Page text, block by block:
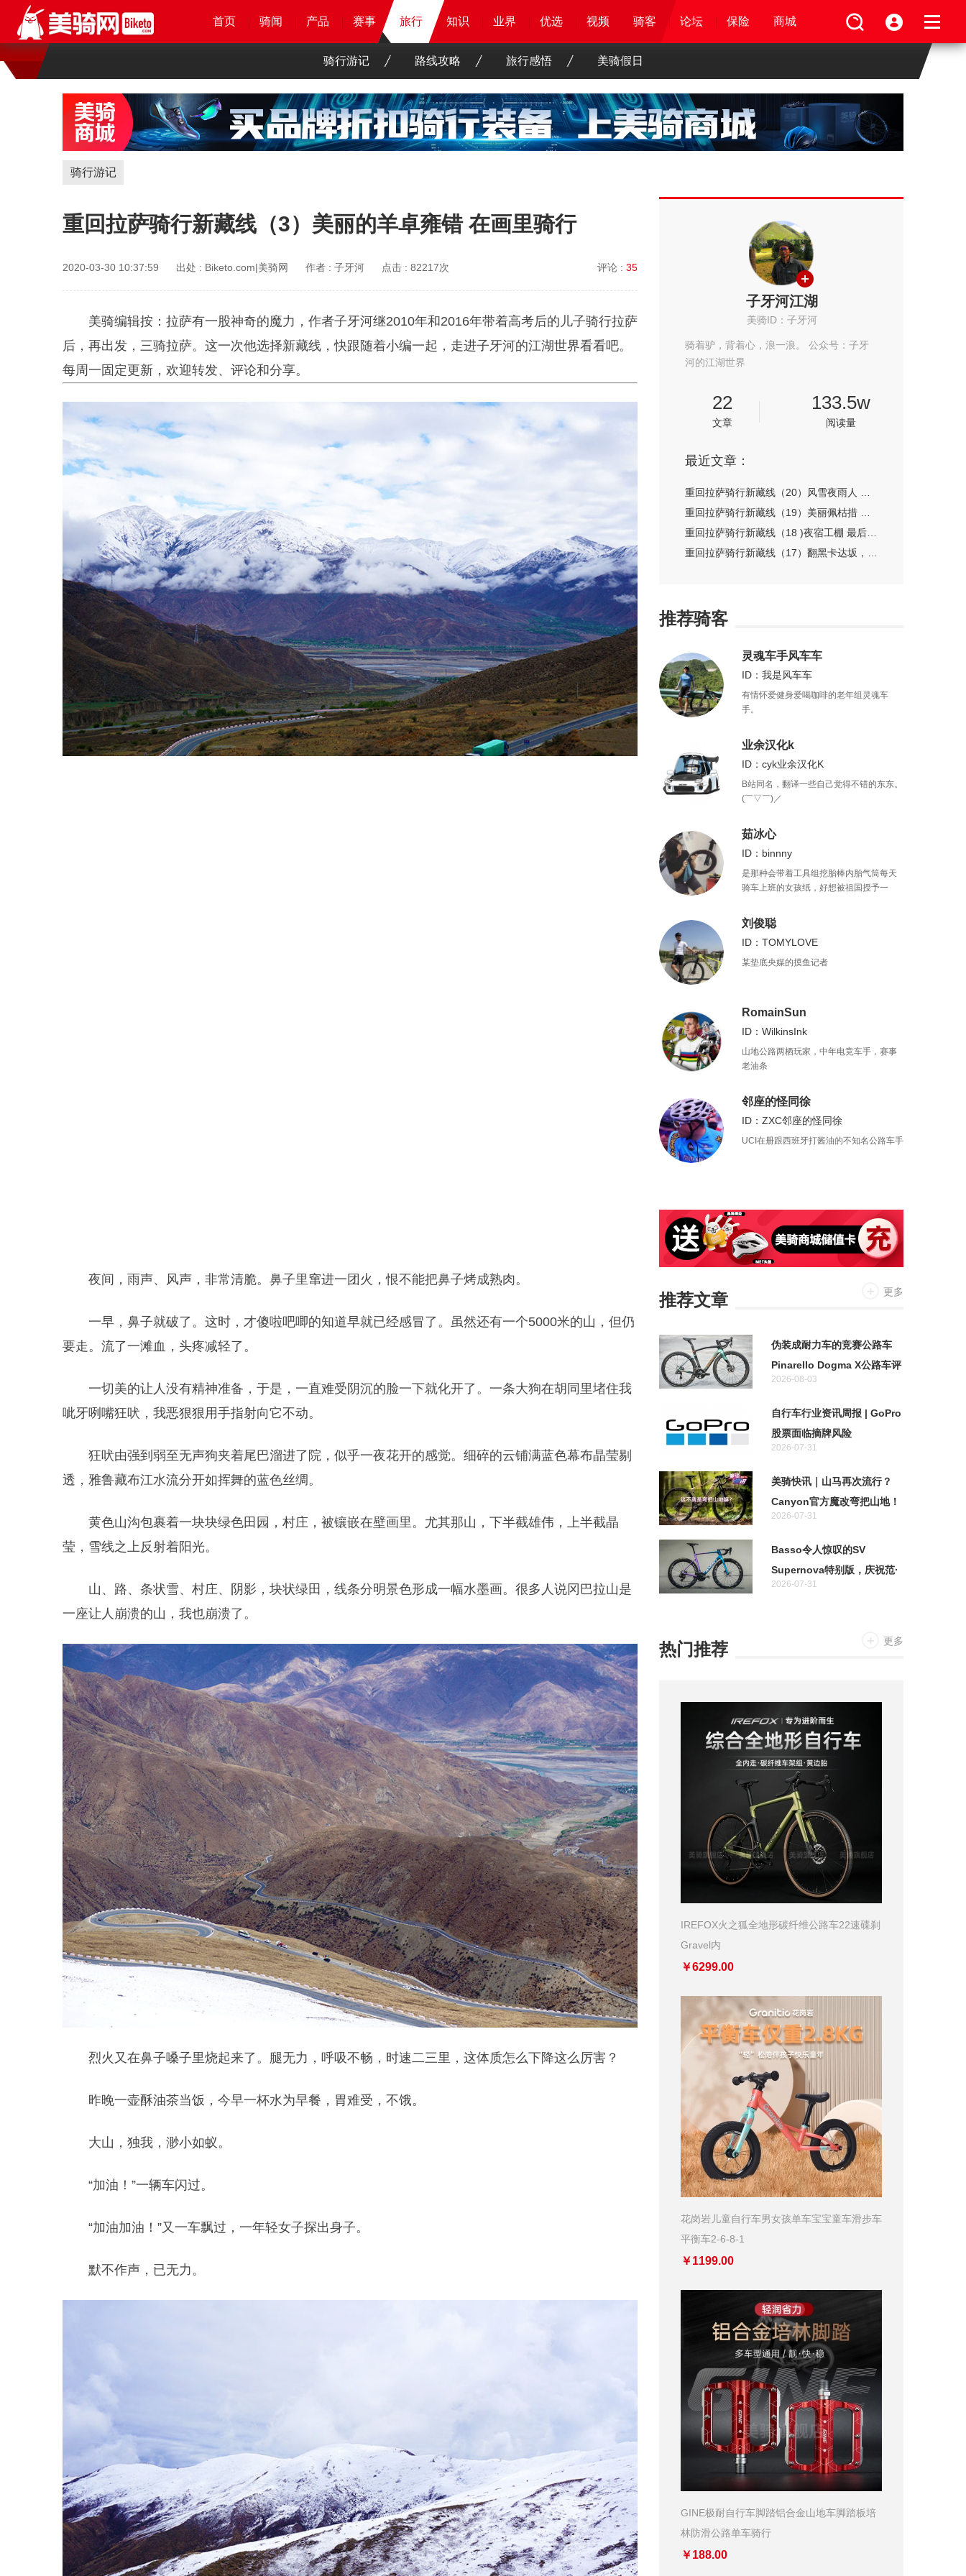
首页 骑闻 产品 知识 业界 优选 骑客 论坛 保险 商城
首页 骑闻 产品 赛事 旅行 知识 业界 优选 骑客 视频 论坛 保险 商城
首页 骑闻 产品 赛事 旅行 知识 业界 优选 视频 骑客 论坛 保险 商城
首页 骑闻 产品 赛事 旅行 知识 业界 优选 视频 骑客 论坛 保险 商城
骑行游记 路线攻略 旅行感悟 美骑假日
骑行游记
重回拉萨骑行新藏线（3）美丽的羊卓雍错 在画里骑行
2020-03-30 10:37:59 出处 : Biketo.com|美骑网 作者 : 子牙河 点击 : 82217次 评论 : 35
美骑编辑按：拉萨有一股神奇的魔力，作者子牙河继2010年和2016年带着高考后的儿子骑行拉萨
后，再出发，三骑拉萨。这一次他选择新藏线，快跟随着小编一起，走进子牙河的江湖世界看看吧。
每周一固定更新，欢迎转发、评论和分享。
夜间，雨声、风声，非常清脆。鼻子里窜进一团火，恨不能把鼻子烤成熟肉。
一早，鼻子就破了。这时，才傻啦吧唧的知道早就已经感冒了。虽然还有一个5000米的山，但仍
要走。流了一滩血，头疼减轻了。
一切美的让人没有精神准备，于是，一直难受阴沉的脸一下就化开了。一条大狗在胡同里堵住我
呲牙咧嘴狂吠，我恶狠狠用手指射向它不动。
狂吠由强到弱至无声狗夹着尾巴溜进了院，似乎一夜花开的感觉。细碎的云铺满蓝色幕布晶莹剔
透，雅鲁藏布江水流分开如挥舞的蓝色丝绸。
黄色山沟包裹着一块块绿色田园，村庄，被镶嵌在壁画里。尤其那山，下半截雄伟，上半截晶
莹，雪线之上反射着阳光。
山、路、条状雪、村庄、阴影，块状绿田，线条分明景色形成一幅水墨画。很多人说冈巴拉山是
一座让人崩溃的山，我也崩溃了。
烈火又在鼻子嗓子里烧起来了。腿无力，呼吸不畅，时速二三里，这体质怎么下降这么厉害？
昨晚一壶酥油茶当饭，今早一杯水为早餐，胃难受，不饿。
大山，独我，渺小如蚁。
“加油！”一辆车闪过。
“加油加油！”又一车飘过，一年轻女子探出身子。
默不作声，已无力。
子牙河江湖
美骑ID：子牙河
骑着驴，背着心，浪一浪。 公众号：子牙
河的江湖世界
22
文章
133.5w
阅读量
最近文章：
推荐骑客
灵魂车手风车车
ID：我是风车车
有情怀爱健身爱喝咖啡的老年组灵魂车
手。
业余汉化k
ID：cyk业余汉化K
B站同名，翻译一些自己觉得不错的东东。
(￣▽￣)／
茹冰心
ID：binnny
是那种会带着工具组挖胎棒内胎气筒每天
骑车上班的女孩纸，好想被祖国授予一
个时常来不及更的公众号“刷街走啊
（shuajiezoua）”，没啥粉丝希望你可以
关注我。
刘俊聪
ID：TOMYLOVE
某垫底央媒的摸鱼记者
RomainSun
ID：WilkinsInk
山地公路两栖玩家，中年电竞车手，赛事
老油条
邻座的怪同徐
ID：ZXC邻座的怪同徐
UCI在册跟西班牙打酱油的不知名公路车手
推荐文章 更多
伪装成耐力车的竞赛公路车
Pinarello Dogma X公路车评
测
2026-08-03
自行车行业资讯周报 | GoPro
股票面临摘牌风险
2026-07-31
美骑快讯｜山马再次流行？
Canyon官方魔改弯把山地！
特斯拉首款两轮车居然不是电
2026-07-31
Basso令人惊叹的SV
Supernova特别版，庆祝范·
阿维马特奥运金牌十周年
2026-07-31
热门推荐 更多
IREFOX火之狐全地形碳纤维公路车22速碟刹
Gravel内
￥6299.00
花岗岩儿童自行车男女孩单车宝宝童车滑步车
平衡车2-6-8-1
￥1199.00
GINE极耐自行车脚踏铝合金山地车脚踏板培
林防滑公路单车骑行
￥188.00